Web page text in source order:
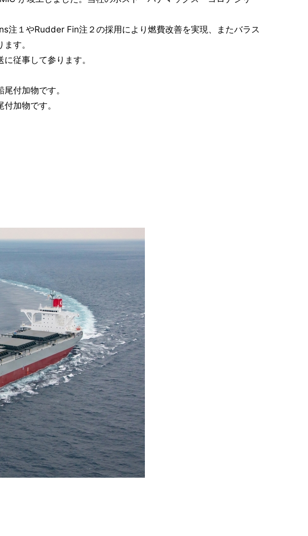
１やRudder Fin注２の採用により燃費改善を実現、またバラス
す。
従事して参ります。
付加物です。
加物です。